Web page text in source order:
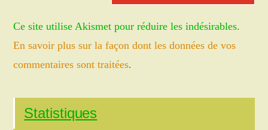
(facultatif)
Ce site utilise Akismet pour réduire les indésirables.
En savoir plus sur la façon dont les données de vos
commentaires sont traitées.
Statistiques